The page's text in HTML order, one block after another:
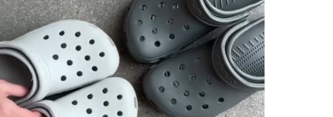
차 15개조 평화안 '거부'
들썩'…"세계적인 선수 되길"
해안에 상륙 (1보)
시티전 선발 대신 '벤치 시작'
김민석 48.54%로 승리…정청래
석 46.01%로 승리…정청래
·경북 김민석, 대구 정청래 승리